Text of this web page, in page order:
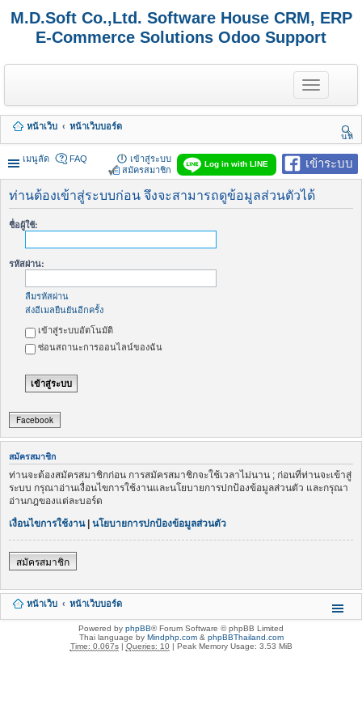
M.D.Soft Co.,Ltd. Software House CRM, ERP
E-Commerce Solutions Odoo Support
T
o
g
e
n
a
v
i
g
หน้าเว็บ
หน้าเว็บบอร์ด
นห
า
เมนูลัด
เข้าระบบ
Log in with LINE
FAQ
เข้าสู่ระบบ
สมัครสมาชิก
ท่านต้องเข้าสู่ระบบก่อน จึงจะสามารถดูข้อมูลส่วนตัวได้
ชื่อผู้ใช้:
รหัสผ่าน:
ลืมรหัสผ่าน
ส่งอีเมลยืนยันอีกครั้ง
เข้าสู่ระบบอัตโนมัติ
ซ่อนสถานะการออนไลน์ของฉัน
Facebook
สมัครสมาชิก
ท่านจะต้องสมัครสมาชิกก่อน การสมัครสมาชิกจะใช้เวลาไม่นาน ; ก่อนที่ท่านจะเข้าสู่
ระบบ กรุณาอ่านเงื่อนไขการใช้งานและนโยบายการปกป้องข้อมูลส่วนตัว และกรุณา
อ่านกฎของแต่ละบอร์ด
เงื่อนไขการใช้งาน| นโยบายการปกป้องข้อมูลส่วนตัว
สมัครสมาชิก
หน้าเว็บ หน้าเว็บบอร์ด
Powered by phpBB® Forum Software © phpBB Limited
Thai language by Mindphp.com& phpBBThailand.com
Time: 0.067s| Queries: 10| Peak Memory Usage: 3.53 MiB